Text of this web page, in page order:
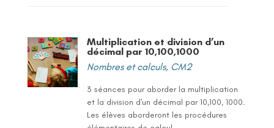
Multiplication et division d’un
décimal par 10,100,1000
Nombres et calculs, CM2
3 séances pour aborder la multiplication
et la division d'un décimal par 10,100, 1000.
Les élèves aborderont les procédures